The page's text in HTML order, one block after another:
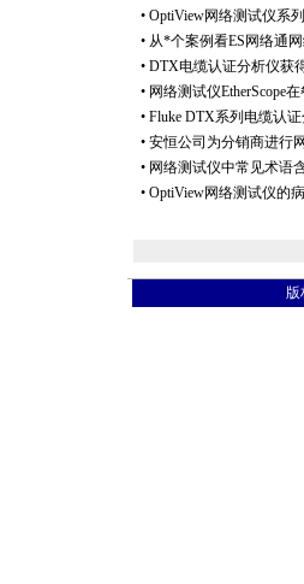
• OptiView网络测试仪系
• 从*个案例看ES网络通
• DTX电缆认证分析仪获
• 网络测试仪EtherScope
• Fluke DTX系列电缆认
• 安恒公司为分销商进行
• 网络测试仪中常见术语
• OptiView网络测试仪的
版